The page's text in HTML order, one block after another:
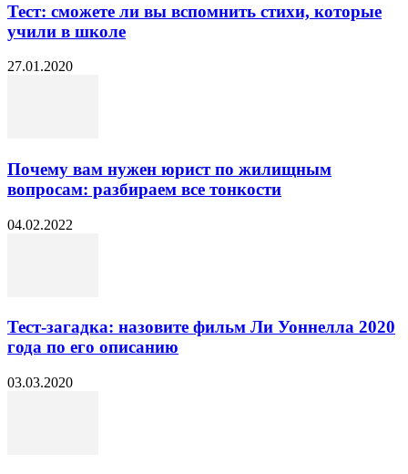
Тест: сможете ли вы вспомнить стихи, которые
учили в школе
27.01.2020
Почему вам нужен юрист по жилищным
вопросам: разбираем все тонкости
04.02.2022
Тест-загадка: назовите фильм Ли Уоннелла 2020
года по его описанию
03.03.2020